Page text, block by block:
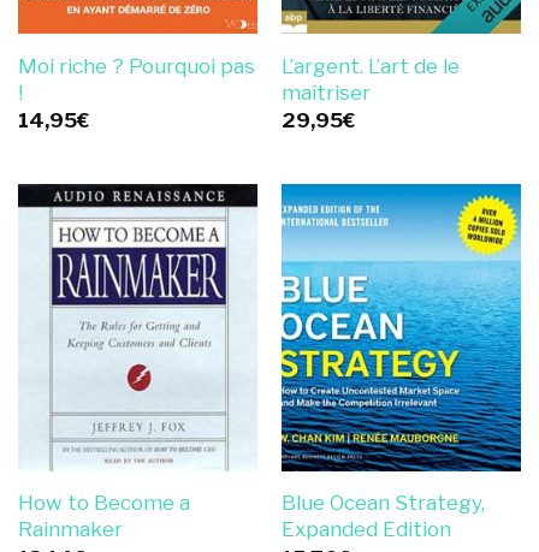
Moi riche ? Pourquoi pas
!
14,95€
L’argent. L’art de le
maîtriser
29,95€
How to Become a
Rainmaker
Blue Ocean Strategy,
Expanded Edition